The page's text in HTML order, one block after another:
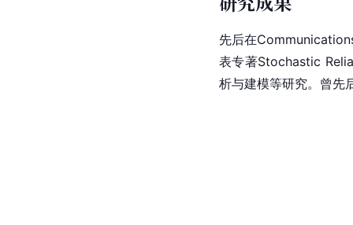
先后在
表专著Stochastic
析与建模等研究。曾先